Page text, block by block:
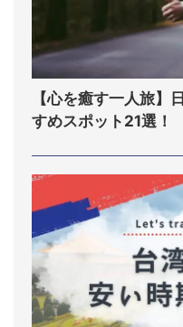
【心を癒す一人旅】
すめスポット21選！